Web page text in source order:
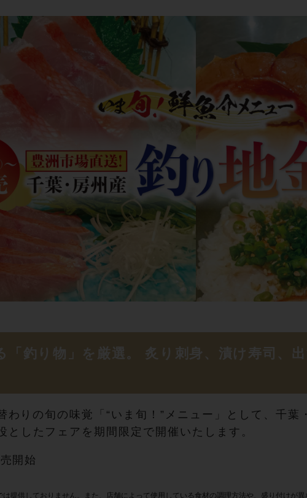
「釣り物」を厳選。 炙り刺身、漬け寿司、
わりの旬の味覚「“いま旬！”メニュー」として、千葉
としたフェアを期間限定で開催いたします。
開始
提供しておりません。また、店舗によって使用している食材の調理方法や、盛り付けが異